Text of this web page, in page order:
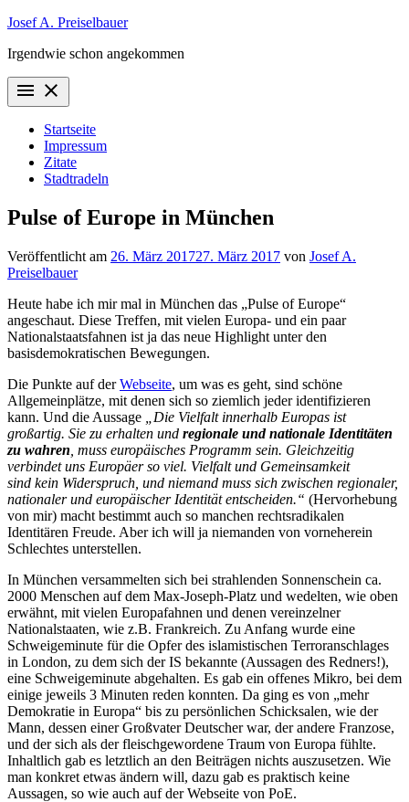
Zum
springen
Josef A. Preiselbauer
Irgendwie schon angekommen
menu close
Startseite
Impressum
Zitate
Stadtradeln
Pulse of Europe in München
Veröffentlicht am 26. März 201727. März 2017 von Josef A.
Preiselbauer
Heute habe ich mir mal in München das „Pulse of Europe“
angeschaut. Diese Treffen, mit vielen Europa- und ein paar
Nationalstaatsfahnen ist ja das neue Highlight unter den
basisdemokratischen Bewegungen.
Die Punkte auf derWebseite, um was es geht, sind schöne
Allgemeinplätze, mit denen sich so ziemlich jeder identifizieren
kann. Und die Aussage
„Die Vielfalt innerhalb Europas ist
großartig. Sie zu erhalten und regionale und nationale Identitäten
zu wahren , muss europäisches Programm sein. Gleichzeitig
verbindet uns Europäer so viel. Vielfalt und Gemeinsamkeit
sind kein Widerspruch, und niemand muss sich zwischen regionaler,
nationaler und europäischer Identität entscheiden.“ (Hervorhebung
von mir) macht bestimmt auch so manchen rechtsradikalen
Identitären Freude. Aber ich will ja niemanden von vorneherein
Schlechtes unterstellen.
In München versammelten sich bei strahlenden Sonnenschein ca.
2000 Menschen auf dem Max-Joseph-Platz und wedelten, wie oben
erwähnt, mit vielen Europafahnen und denen vereinzelner
Nationalstaaten, wie z.B. Frankreich. Zu Anfang wurde eine
Schweigeminute für die Opfer des islamistischen Terroranschlages
in London, zu dem sich der IS bekannte (Aussagen des Redners!),
eine Schweigeminute abgehalten. Es gab ein offenes Mikro, bei dem
einige jeweils 3 Minuten reden konnten. Da ging es von „mehr
Demokratie in Europa“ bis zu persönlichen Schicksalen, wie der
Mann, dessen einer Großvater Deutscher war, der andere Franzose,
und der sich als der fleischgewordene Traum von Europa fühlte.
Inhaltlich gab es letztlich an den Beiträgen nichts auszusetzen. Wie
man konkret etwas ändern will, dazu gab es praktisch keine
Aussagen, so wie auch auf der Webseite von PoE.